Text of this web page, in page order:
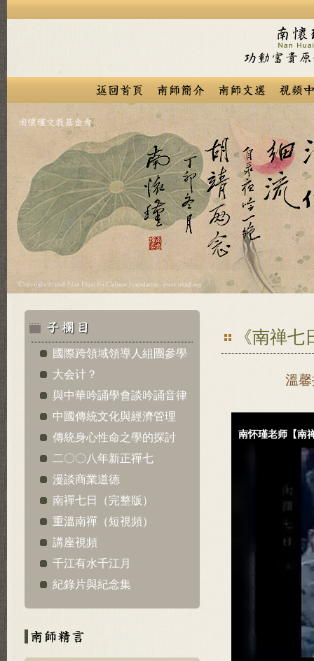
國際跨領域領導人組團參學
大会计？
與中華吟誦學會談吟誦音律
中國傳統文化與經濟管理
傳統身心性命之學的探討
二〇〇八年新正禪七
漫談商業道德
南禪七日（完整版）
重溫南禪（短視頻）
講座視頻
千江有水千江月
紀錄片與紀念集
《南禅
溫